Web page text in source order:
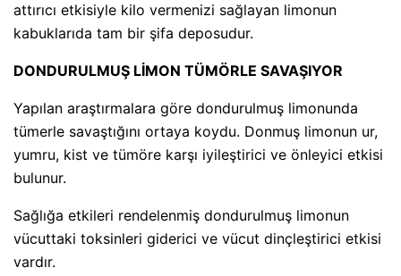
attırıcı etkisiyle kilo vermenizi sağlayan limonun
kabuklarıda tam bir şifa deposudur.
DONDURULMUŞ LİMON TÜMÖRLE SAVAŞIYOR
Yapılan araştırmalara göre dondurulmuş limonunda
tümerle savaştığını ortaya koydu. Donmuş limonun ur,
yumru, kist ve tümöre karşı iyileştirici ve önleyici etkisi
bulunur.
Sağlığa etkileri rendelenmiş dondurulmuş limonun
vücuttaki toksinleri giderici ve vücut dinçleştirici etkisi
vardır.